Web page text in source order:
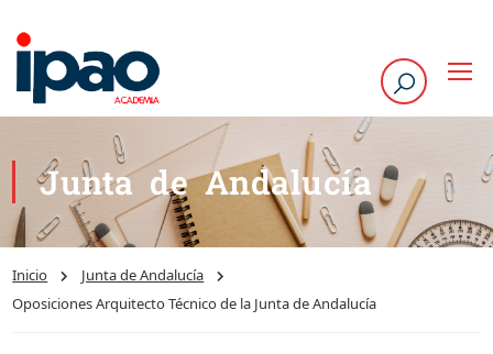
Junta de Andalucía
Inicio
Junta de Andalucía
Oposiciones Arquitecto Técnico de la Junta de Andalucía